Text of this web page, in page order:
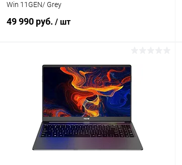
Win 11GEN/ Grey
49 990 руб. / шт
В корзину
К сравнению
В избранное В наличии